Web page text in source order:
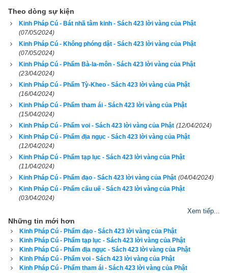
Dứt tham, sân, sáng tỏ nguồn tâm
Không còn ác pháp, tịnh thanh
Hạng sa-môn ấy xứng danh trên đời.
266. Người tu sĩ phải đâu hành khất
Chỉ biết ôm bình bát xin ăn
Người tu chánh pháp hiểu rành
Giới hạnh đầy đủ, trí nhân sáng ngời.
267. Người tu sĩ vượt qua thiện, ác
Sống giữ gìn giới đức thanh cao
Dùng nguồn trí tuệ cao sâu
Xét soi vạn pháp, đạo mầu tràn dâng.
268. Chỉ im lặng mà tâm vô trí
Đâu gọi là ẩn sĩ đạo cao?
Theo dòng sự kiện
Kinh Pháp Cú - Bát nhã tâm kinh - Sách 423 lời vàng của Phật
(07/05/2024)
Kinh Pháp Cú - Không phóng dật - Sách 423 lời vàng của Phật
(07/05/2024)
Kinh Pháp Cú - Phẩm Bà-la-môn - Sách 423 lời vàng của Phật
(23/04/2024)
Kinh Pháp Cú - Phẩm Tỳ-Kheo - Sách 423 lời vàng của Phật
(16/04/2024)
Kinh Pháp Cú - Phẩm tham ái - Sách 423 lời vàng của Phật
(15/04/2024)
Kinh Pháp Cú - Phẩm voi - Sách 423 lời vàng của Phật (12/04/2024)
Kinh Pháp Cú - Phẩm địa ngục - Sách 423 lời vàng của Phật
(12/04/2024)
Kinh Pháp Cú - Phẩm tạp lục - Sách 423 lời vàng của Phật
(11/04/2024)
Kinh Pháp Cú - Phẩm đạo - Sách 423 lời vàng của Phật (04/04/2024)
Kinh Pháp Cú - Phẩm cấu uế - Sách 423 lời vàng của Phật
(03/04/2024)
Xem tiếp...
Những tin mới hơn
Kinh Pháp Cú - Phẩm đạo - Sách 423 lời vàng của Phật
Kinh Pháp Cú - Phẩm tạp lục - Sách 423 lời vàng của Phật
Kinh Pháp Cú - Phẩm địa ngục - Sách 423 lời vàng của Phật
Kinh Pháp Cú - Phẩm voi - Sách 423 lời vàng của Phật
Kinh Pháp Cú - Phẩm tham ái - Sách 423 lời vàng của Phật